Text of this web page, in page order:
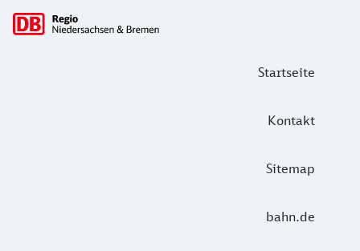
Startseite
Kontakt
Sitemap
bahn.de
Hauptnavigation